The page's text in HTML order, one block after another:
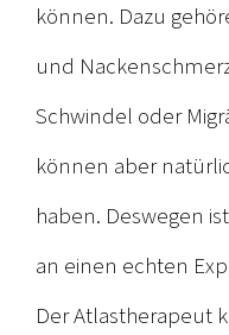
können. Dazu
und
Schwindel oder
können aber
haben. Deswegen
an einen echten
Der Atlastherapeut